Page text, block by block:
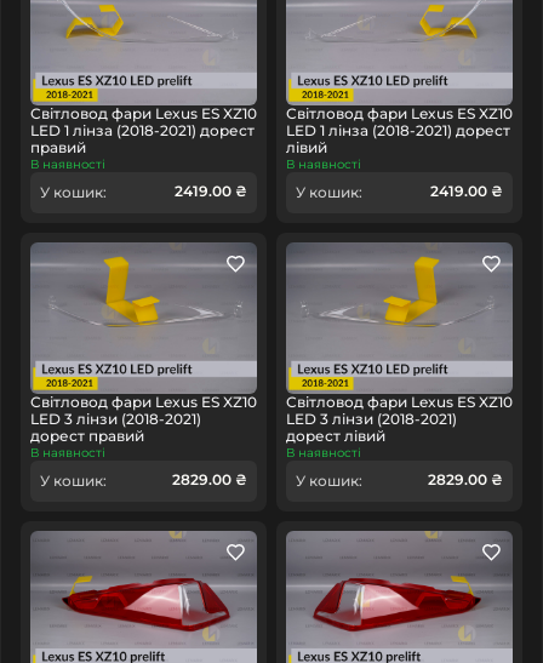
Світловод фари Lexus ES XZ10
LED 1 лінза (2018-2021) дорест
правий
В наявності
У кошик: 2419.00 ₴
Світловод фари Lexus ES XZ10
LED 1 лінза (2018-2021) дорест
лівий
В наявності
У кошик: 2419.00 ₴
Світловод фари Lexus ES XZ10
LED 3 лінзи (2018-2021)
дорест правий
В наявності
У кошик: 2829.00 ₴
Світловод фари Lexus ES XZ10
LED 3 лінзи (2018-2021)
дорест лівий
В наявності
У кошик: 2829.00 ₴